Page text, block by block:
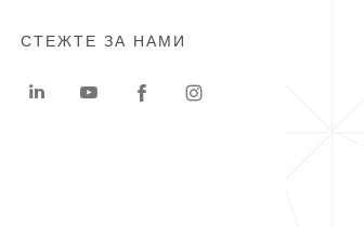
СТЕЖТЕ ЗА НАМИ